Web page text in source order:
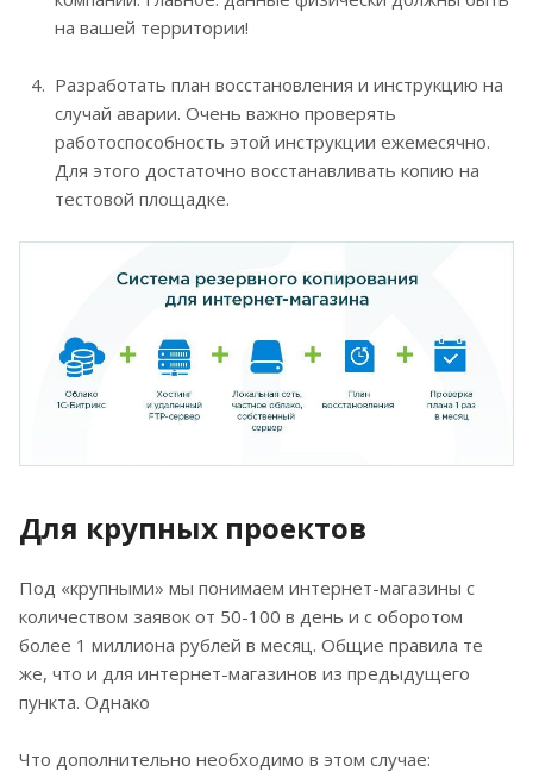
на вашей территории!
Разработать план восстановления и инструкцию на
случай аварии. Очень важно проверять
работоспособность этой инструкции ежемесячно.
Для этого достаточно восстанавливать копию на
тестовой площадке.
Для крупных проектов
Под «крупными» мы понимаем интернет-магазины с
количеством заявок от 50-100 в день и с оборотом
более 1 миллиона рублей в месяц. Общие правила те
же, что и для интернет-магазинов из предыдущего
пункта. Однако
Что дополнительно необходимо в этом случае: